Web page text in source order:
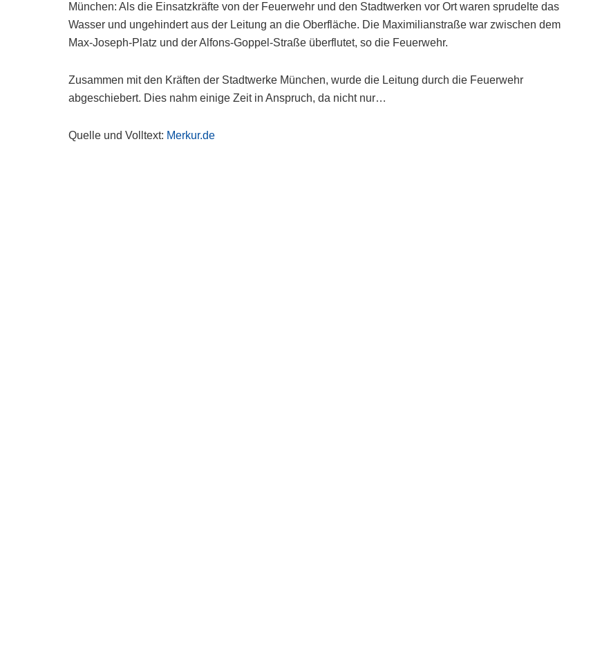
München: Als die Einsatzkräfte von der Feuerwehr und den Stadtwerken vor Ort waren sprudelte das
Wasser und ungehindert aus der Leitung an die Oberfläche. Die Maximilianstraße war zwischen dem
Max-Joseph-Platz und der Alfons-Goppel-Straße überflutet, so die Feuerwehr.
Zusammen mit den Kräften der Stadtwerke München, wurde die Leitung durch die Feuerwehr
abgeschiebert. Dies nahm einige Zeit in Anspruch, da nicht nur…
Quelle und Volltext: Merkur.de